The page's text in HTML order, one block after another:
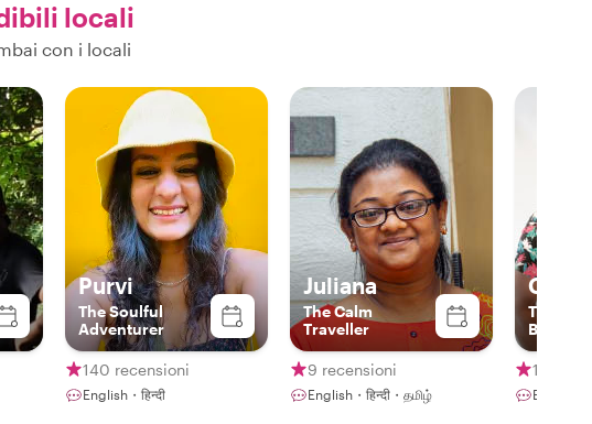
locali
con i locali
Purvi
The Soulful
Adventurer
140 recensioni
English・हिन्दी
Juliana
The Calm
Traveller
9 recensioni
English・हिन्दी・தமிழ்
The
123
English・